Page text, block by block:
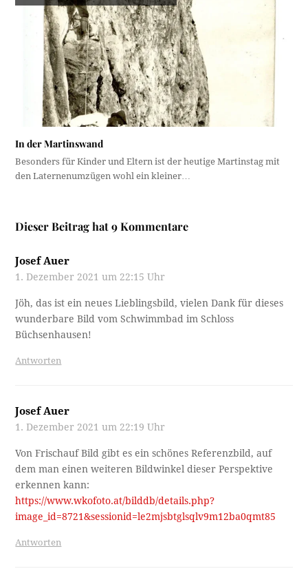
In der Martinswand
Besonders für Kinder und Eltern ist der heutige Martinstag mit
den Laternenumzügen wohl ein kleiner…
Dieser Beitrag hat 9 Kommentare
Josef Auer
1. Dezember 2021 um 22:15 Uhr
Jöh, das ist ein neues Lieblingsbild, vielen Dank für dieses
wunderbare Bild vom Schwimmbad im Schloss
Büchsenhausen!
Antworten
Josef Auer
1. Dezember 2021 um 22:19 Uhr
Von Frischauf Bild gibt es ein schönes Referenzbild, auf
dem man einen weiteren Bildwinkel dieser Perspektive
erkennen kann:
https://www.wkofoto.at/bilddb/details.php?
image_id=8721&sessionid=le2mjsbtglsqlv9m12ba0qmt85
Antworten